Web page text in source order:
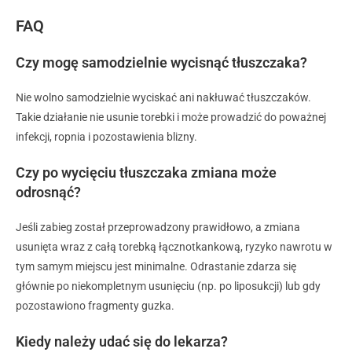
FAQ
Czy mogę samodzielnie wycisnąć tłuszczaka?
Nie wolno samodzielnie wyciskać ani nakłuwać tłuszczaków.
Takie działanie nie usunie torebki i może prowadzić do poważnej
infekcji, ropnia i pozostawienia blizny.
Czy po wycięciu tłuszczaka zmiana może
odrosnąć?
Jeśli zabieg został przeprowadzony prawidłowo, a zmiana
usunięta wraz z całą torebką łącznotkankową, ryzyko nawrotu w
tym samym miejscu jest minimalne. Odrastanie zdarza się
głównie po niekompletnym usunięciu (np. po liposukcji) lub gdy
pozostawiono fragmenty guzka.
Kiedy należy udać się do lekarza?